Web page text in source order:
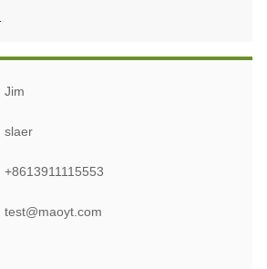
Jim
slaer
+8613911115553
test@maoyt.com